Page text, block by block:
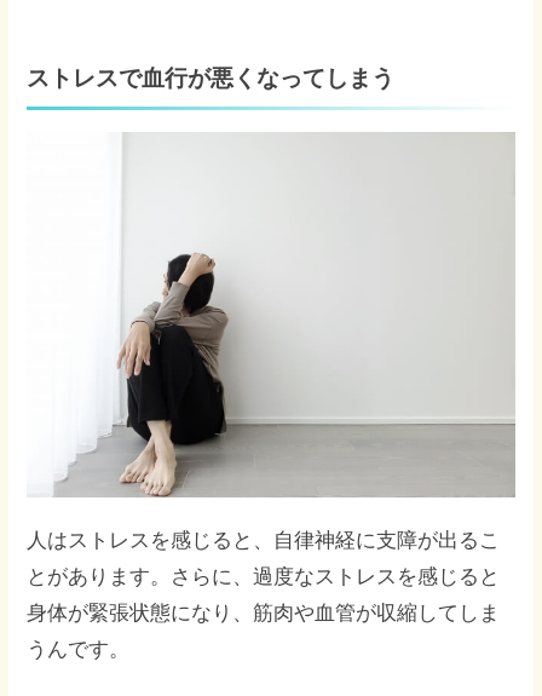
ストレスで血行が悪くなってしまう
人はストレスを感じると、自律神経に支障が出るこ
とがあります。さらに、過度なストレスを感じると
身体が緊張状態になり、筋肉や血管が収縮してしま
うんです。